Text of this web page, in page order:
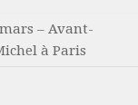
– Avant-
à Paris